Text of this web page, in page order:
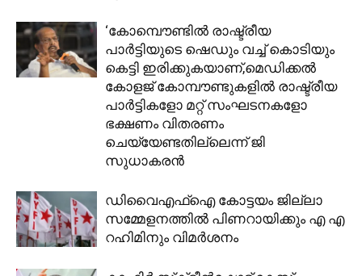
‘കോമ്പൌണ്ടില്‍ രാഷ്ട്രീയ
പാര്‍ട്ടിയുടെ ഷെഡും വച്ച് കൊടിയും
കെട്ടി ഇരിക്കുകയാണ്,മെഡിക്കല്‍
കോളജ് കോമ്പൗണ്ടുകളില്‍ രാഷ്ട്രീയ
പാര്‍ട്ടികളോ മറ്റ് സംഘടനകളോ
ഭക്ഷണം വിതരണം
ചെയ്യേണ്ടതില്ലെന്ന് ജി
സുധാകരന്‍
ഡിവൈഎഫ്ഐ കോട്ടയം ജില്ലാ
സമ്മേളനത്തിൽ പിണറായിക്കും എ എ
റഹിമിനും വിമർശനം